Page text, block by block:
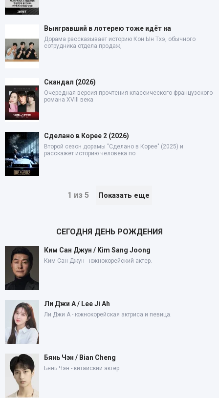
Выигравший в лотерею тоже идёт на
Дорама рассказывает историю Кон Ын Тхэ, обычного
сотрудника отдела продаж,
Скандал (2026)
Очередная версия прочтения классического французского
романа XVIII века
Сделано в Корее 2 (2026)
Второй сезон дорамы "Сделано в Корее" (2025) и
расскажет историю человека по
1 из 5 Показать еще
СЕГОДНЯ ДЕНЬ РОЖДЕНИЯ
Ким Сан Джун / Kim Sang Joong
Ким Сан Джун - южнокорейский актер.
Ли Джи А / Lee Ji Ah
Ли Джи А - южнокорейская актриса и певица.
Бянь Чэн / Bian Cheng
Бянь Чэн - китайский актер.